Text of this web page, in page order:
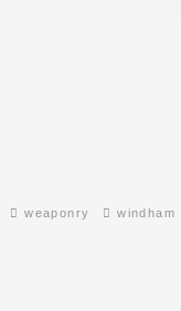
weaponry windham